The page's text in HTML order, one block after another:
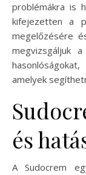
problémákra is
kifejezetten a
megelőzésére
megvizsgáljuk
amelyek
és
A Sudocrem